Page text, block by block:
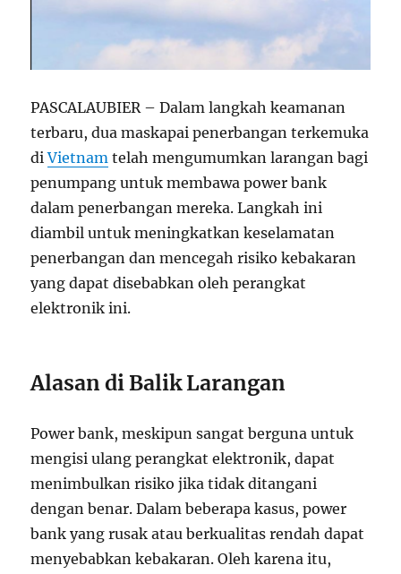
PASCALAUBIER – Dalam langkah keamanan
terbaru, dua maskapai penerbangan terkemuka
diVietnam telah mengumumkan larangan bagi
penumpang untuk membawa power bank
dalam penerbangan mereka. Langkah ini
diambil untuk meningkatkan keselamatan
penerbangan dan mencegah risiko kebakaran
yang dapat disebabkan oleh perangkat
elektronik ini.
Alasan di Balik Larangan
Power bank, meskipun sangat berguna untuk
mengisi ulang perangkat elektronik, dapat
menimbulkan risiko jika tidak ditangani
dengan benar. Dalam beberapa kasus, power
bank yang rusak atau berkualitas rendah dapat
menyebabkan kebakaran. Oleh karena itu,